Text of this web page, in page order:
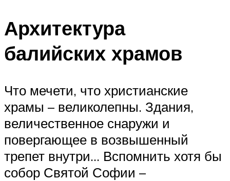
Архитектура
балийских храмов
Что мечети, что христианские
храмы – великолепны. Здания,
величественное снаружи и
повергающее в возвышенный
трепет внутри… Вспомнить хотя бы
собор Святой Софии –